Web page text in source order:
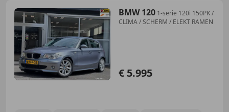
BMW 120 1-serie 120i 150PK /
CLIMA / SCHERM / ELEKT RAMEN
€ 5.995